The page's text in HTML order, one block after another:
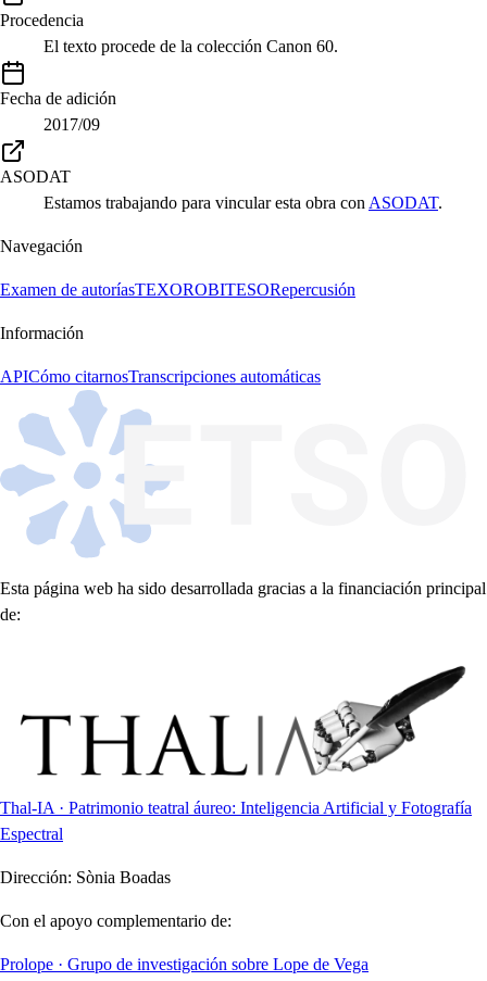
Procedencia
El texto procede de la colección Canon 60.
Fecha de adición
2017/09
ASODAT
Estamos trabajando para vincular esta obra con ASODAT.
Navegación
Examen de autoríasTEXOROBITESORepercusión
Información
APICómo citarnosTranscripciones automáticas
Esta página web ha sido desarrollada gracias a la financiación principal
de:
Thal-IA · Patrimonio teatral áureo: Inteligencia Artificial y Fotografía
Espectral
Dirección: Sònia Boadas
Con el apoyo complementario de:
Prolope · Grupo de investigación sobre Lope de Vega